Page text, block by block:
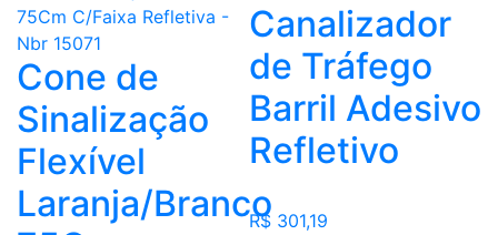
Cone de
Sinalização
Flexível
Laranja/Branco
Canalizador
de Tráfego
Barril Adesivo
Refletivo
R$ 301,19